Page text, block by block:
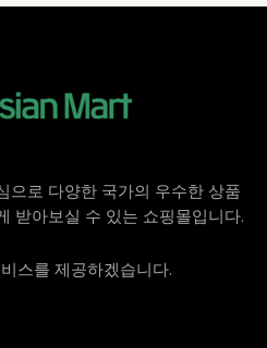
으로 다양한 국가의 우수한 상품
받아보실 수 있는 쇼핑몰입니다.
스를 제공하겠습니다.